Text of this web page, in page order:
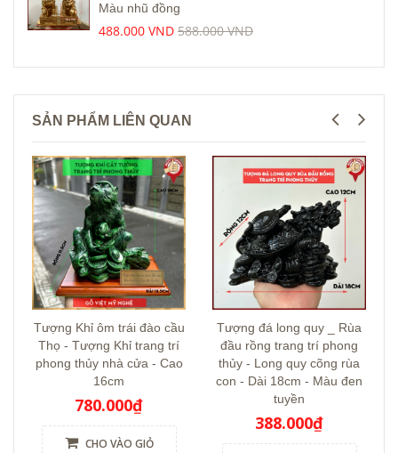
Màu nhũ đồng
488.000 VND 588.000 VND
SẢN PHẨM LIÊN QUAN
Tượng Khỉ ôm trái đào cầu
Thọ - Tượng Khỉ trang trí
phong thủy nhà cửa - Cao
16cm
780.000₫
CHO VÀO GIỎ
Tượng đá long quy _ Rùa
đầu rồng trang trí phong
thủy - Long quy cõng rùa
con - Dài 18cm - Màu đen
tuyền
388.000₫